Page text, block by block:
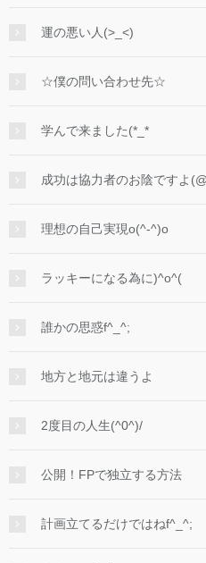
運の悪い人(>_<)
☆僕の問い合わせ先☆
学んで来ました(*_*
成功は協力者のお陰ですよ
理想の自己実現o(^-^)o
ラッキーになる為に)^o^(
誰かの思惑f^_^;
地方と地元は違うよ
2度目の人生(^0^)/
公開！FPで独立する方法
計画立てるだけではねf^_^;